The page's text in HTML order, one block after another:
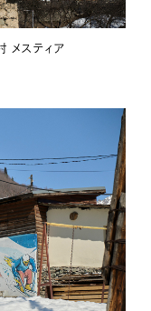
メスティア